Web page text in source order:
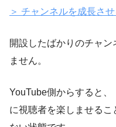
＞ チャンネルを成長させ
開設したばかりのチャ
ません。
YouTube側からすると
に視聴者を楽しませる